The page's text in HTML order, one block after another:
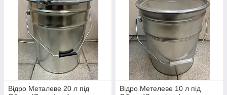
Відро Металеве 20 л під
Відро Метелеве 10 л під